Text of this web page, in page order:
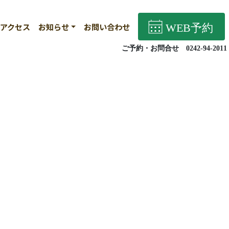
アクセス お知らせ お問い合わせ WEB予約
ご予約・お問合せ 0242-94-2011